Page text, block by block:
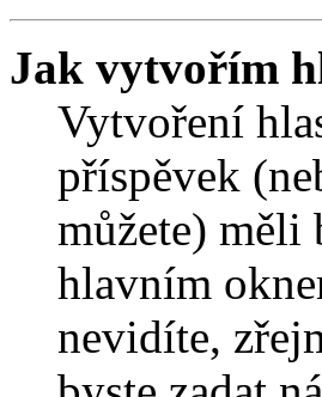
Jak vytvořím
Vytvoření
příspěvek
můžete)
hlavním
nevidíte,